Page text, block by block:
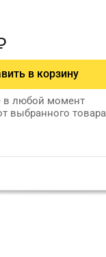
в корзину
любой момент
выбранного товара